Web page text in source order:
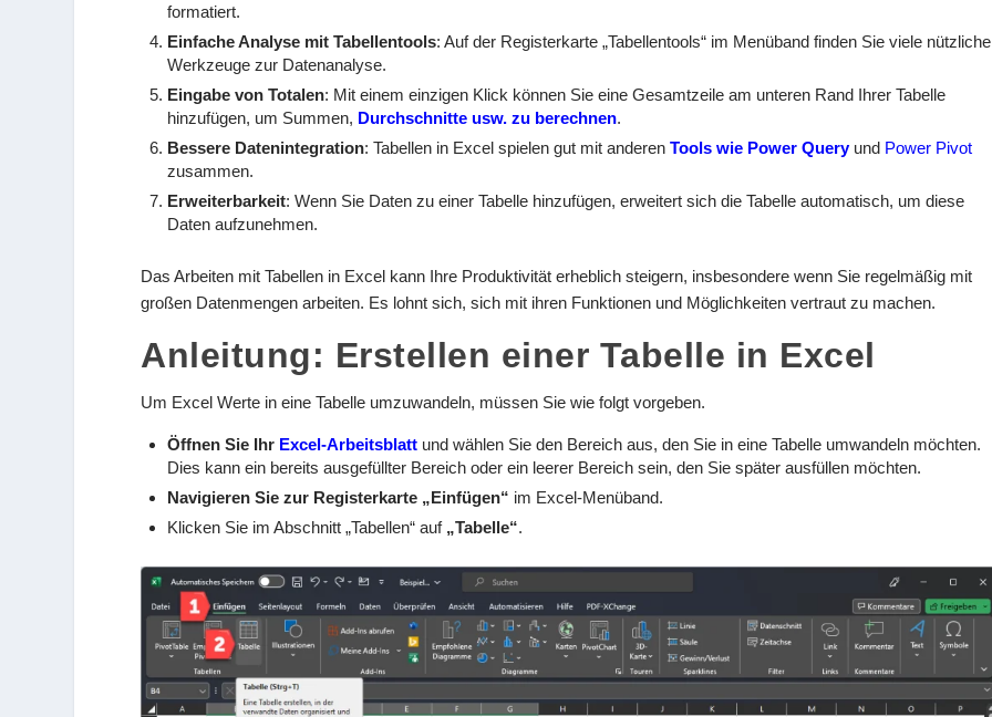
formatiert.
Einfache Analyse mit Tabellentools: Auf der Registerkarte „Tabellentools“ im Menüband finden Sie viele nützliche
Werkzeuge zur Datenanalyse.
Eingabe von Totalen: Mit einem einzigen Klick können Sie eine Gesamtzeile am unteren Rand Ihrer Tabelle
hinzufügen, um Summen, Durchschnitte usw. zu berechnen.
Bessere Datenintegration: Tabellen in Excel spielen gut mit anderenTools wie Power Queryund Power Pivot
zusammen.
Erweiterbarkeit: Wenn Sie Daten zu einer Tabelle hinzufügen, erweitert sich die Tabelle automatisch, um diese
Daten aufzunehmen.
Das Arbeiten mit Tabellen in Excel kann Ihre Produktivität erheblich steigern, insbesondere wenn Sie regelmäßig mit
großen Datenmengen arbeiten. Es lohnt sich, sich mit ihren Funktionen und Möglichkeiten vertraut zu machen.
Anleitung: Erstellen einer Tabelle in Excel
Um Excel Werte in eine Tabelle umzuwandeln, müssen Sie wie folgt vorgeben.
Öffnen Sie Ihr Excel-Arbeitsblatt und wählen Sie den Bereich aus, den Sie in eine Tabelle umwandeln möchten.
Dies kann ein bereits ausgefüllter Bereich oder ein leerer Bereich sein, den Sie später ausfüllen möchten.
Navigieren Sie zur Registerkarte „Einfügen“ im Excel-Menüband.
Klicken Sie im Abschnitt „Tabellen“ auf „Tabelle“.